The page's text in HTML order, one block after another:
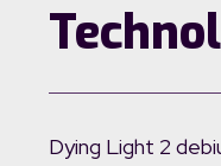
Dying Light 2